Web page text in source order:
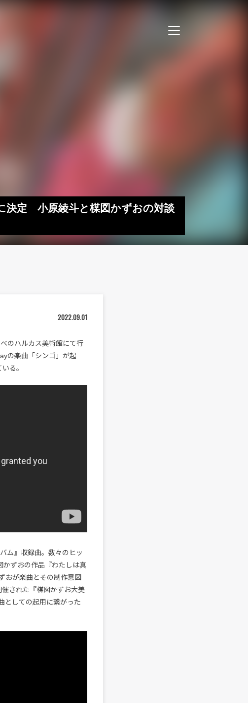
決定 小原綾斗と楳図かずおの対談
2022.09.01
のハルカス美術館にて行
の楽曲「シンゴ」が起
る。
ム』収録曲。数々のヒッ
かずおの作品『わたしは真
おが楽曲とその制作意図
された『楳図かずお大美
としての起用に繋がった